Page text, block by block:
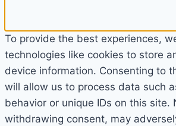
To provide the best experiences,
technologies like cookies to store
device information. Consenting to
will allow us to process data such
behavior or unique IDs on this site.
withdrawing consent, may